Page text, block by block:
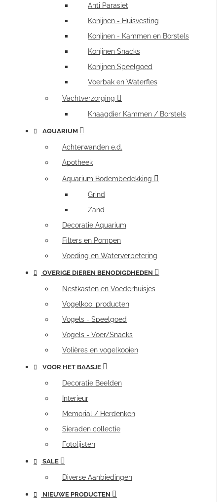
Anti Parasiet
Konijnen - Huisvesting
Konijnen - Kammen en Borstels
Konijnen Snacks
Konijnen Speelgoed
Voerbak en Waterfles
Vachtverzorging
Knaagdier Kammen / Borstels
AQUARIUM
Achterwanden e.d.
Apotheek
Aquarium Bodembedekking
Grind
Zand
Decoratie Aquarium
Filters en Pompen
Voeding en Waterverbetering
OVERIGE DIEREN BENODIGDHEDEN
Nestkasten en Voederhuisjes
Vogelkooi producten
Vogels - Speelgoed
Vogels - Voer/Snacks
Volières en vogelkooien
VOOR HET BAASJE
Decoratie Beelden
Interieur
Memorial / Herdenken
Sieraden collectie
Fotolijsten
SALE
Diverse Aanbiedingen
NIEUWE PRODUCTEN